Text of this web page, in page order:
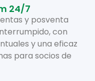
24/7
y posventa
con
y una eficaz
para socios de